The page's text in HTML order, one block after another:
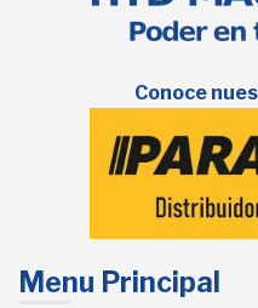
Conoce
Menu Principal